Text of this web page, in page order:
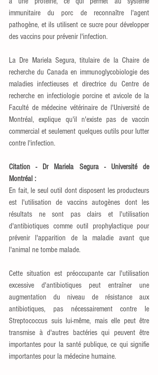
immunitaire du porc de reconnaître l'agent
pathogène, et ils utilisent ce sucre pour développer
des vaccins pour prévenir l'infection.
La Dre Mariela Segura, titulaire de la Chaire de
recherche du Canada en immunoglycobiologie des
maladies infectieuses et directrice du Centre de
recherche en infectiologie porcine et avicole de la
Faculté de médecine vétérinaire de l'Université de
Montréal, explique qu'il n'existe pas de vaccin
commercial et seulement quelques outils pour lutter
contre l'infection.
Citation - Dr Mariela Segura - Université de
Montréal :
En fait, le seul outil dont disposent les producteurs
est l'utilisation de vaccins autogènes dont les
résultats ne sont pas clairs et l'utilisation
d'antibiotiques comme outil prophylactique pour
prévenir l'apparition de la maladie avant que
l'animal ne tombe malade.
Cette situation est préoccupante car l'utilisation
excessive d'antibiotiques peut entraîner une
augmentation du niveau de résistance aux
antibiotiques, pas nécessairement contre le
Streptococcus suis lui-même, mais elle peut être
transmise à d'autres bactéries qui peuvent être
importantes pour la santé publique, ce qui signifie
importantes pour la médecine humaine.